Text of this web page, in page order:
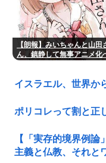
【朗報】みいちゃんと山田
ん、鎮静して無事アニメ化
イスラエル、世界か
ポリコレって割と正
【「実存的境界例
主義と仏教、それと